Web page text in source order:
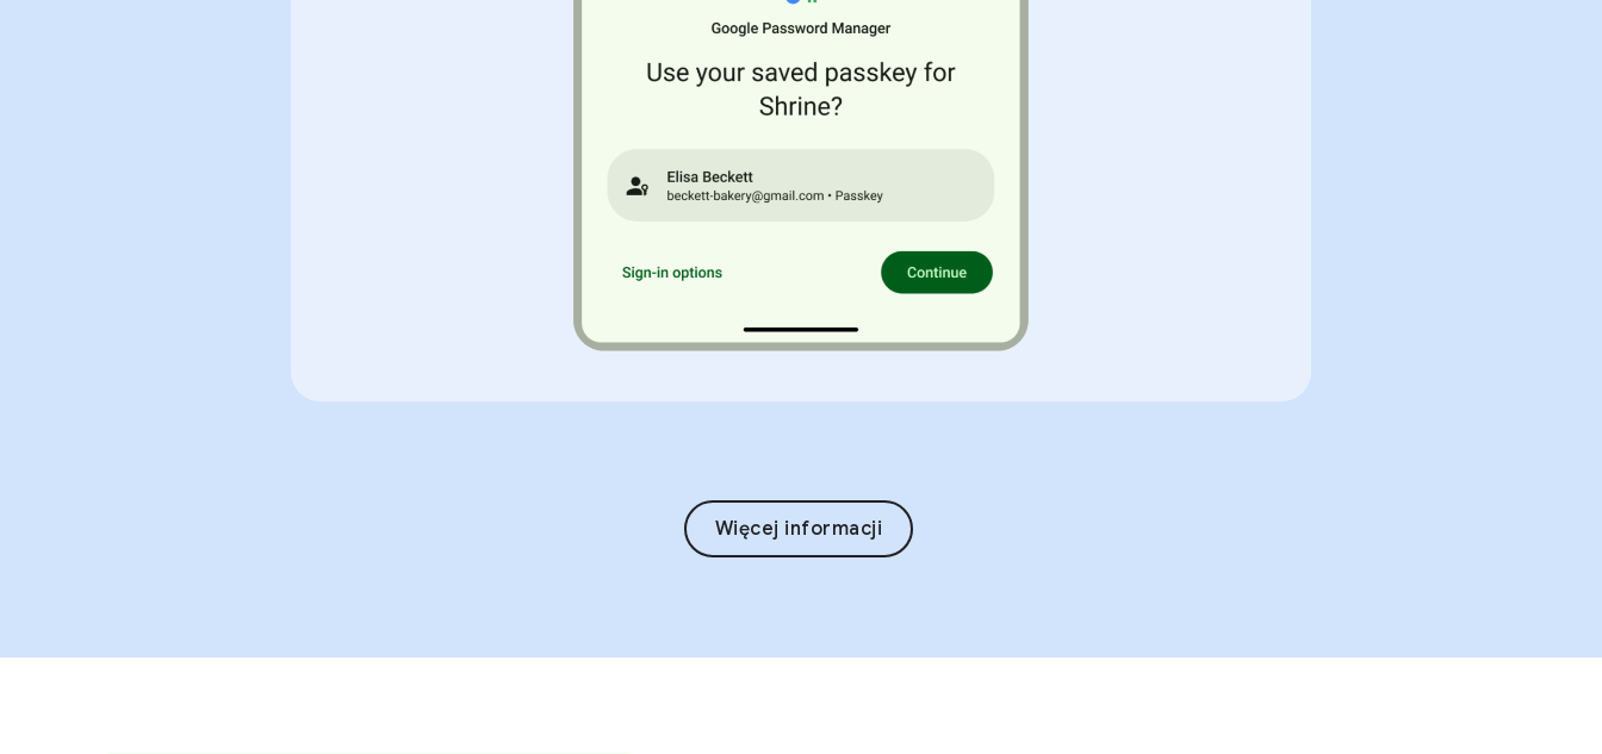
Więcej informacji